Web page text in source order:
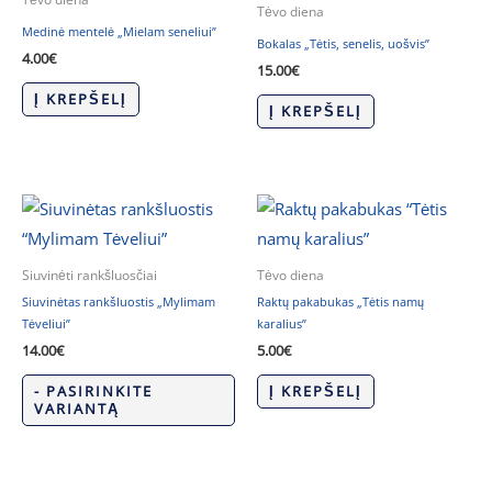
Medinė mentelė „Mielam seneliui”
4.00€
Į KREPŠELĮ
Tėvo diena
Bokalas „Tėtis, senelis, uošvis”
15.00€
Į KREPŠELĮ
Siuvinėti rankšluosčiai
Siuvinėtas rankšluostis „Mylimam
Tėveliui”
14.00€
- PASIRINKITE
VARIANTĄ
Tėvo diena
Raktų pakabukas „Tėtis namų
karalius”
5.00€
Į KREPŠELĮ